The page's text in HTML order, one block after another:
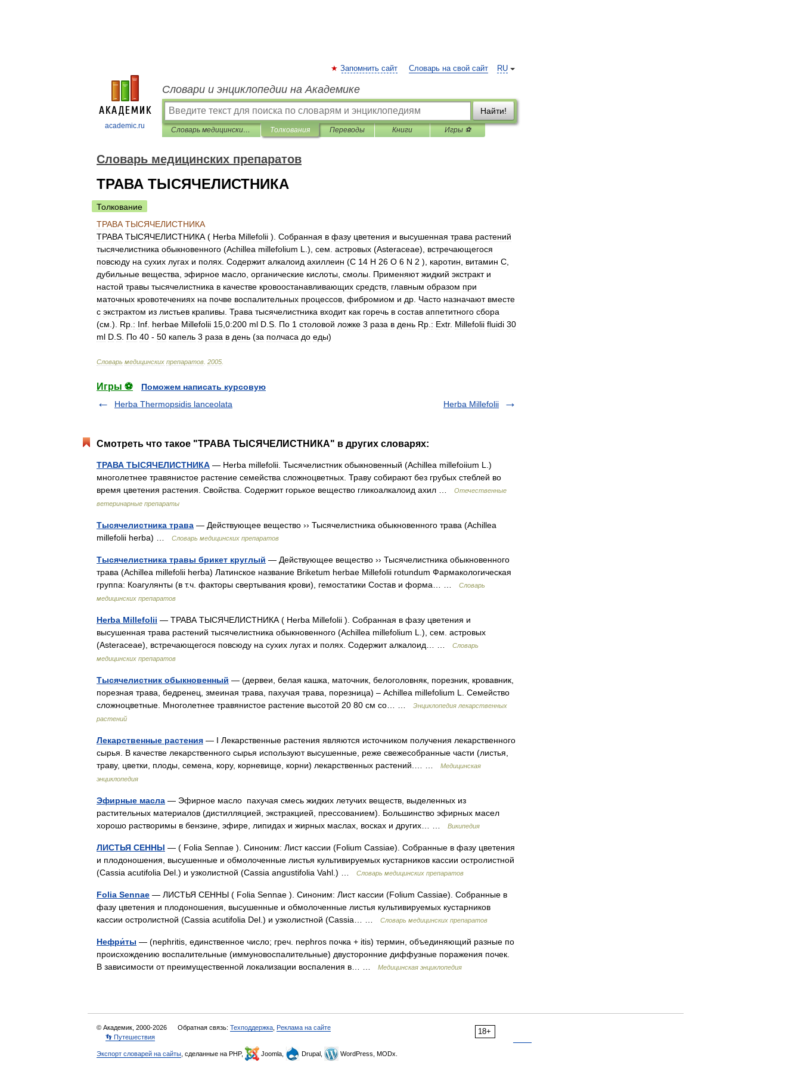
academic.ru
RU
Запомнить сайт Словарь на свой сайт
Словари и энциклопедии на Академике
Найти!
Словарь медицинских препаратов Толкования Переводы Книги Игры ⚽
Словарь медицинских препаратов
ТРАВА ТЫСЯЧЕЛИСТНИКА
Толкование
ТРАВА ТЫСЯЧЕЛИСТНИКА
ТРАВА ТЫСЯЧЕЛИСТНИКА ( Неrba Millefolii ). Собранная в фазу цветения и высушенная трава растений
тысячелистника обыкновенного (Achillea millefolium L .), сем астровых (Аsteraceae), встречающегося
повсюду на сухих лугах и полях Содержит алкалоид ахиллеин (С 14 H 26 O 6 N 2 ), каротин витамин С
дубильные вещества эфирное масло органические кислоты смолы Применяют жидкий экстракт и
настой травы тысячелистника в качестве кровоостанавливающих средств главным образом при
маточных кровотечениях на почве воспалительных процессов фибромиом и др Часто назначают вместе
c экстрактом из листьев крапивы Трава тысячелистника входит как горечь в состав аппетитного сбора
(см .). Rр : Inf herbae Millefolii 15 0:200 ml D S По 1 столовой ложке 3 раза в день Rp : Ехtr. Millefolii fluidi 30
ml D S По 40 - 50 капель 3 раза в день (за полчаса до еды)
Словарь медицинских препаратов 2005
Игры ⚽
Поможем написать курсовую
Herba Thermopsidis lanceolata
Herba Millefolii
Смотреть что такое "ТРАВА ТЫСЯЧЕЛИСТНИКА" в других словарях:
ТРАВА ТЫСЯЧЕЛИСТНИКА — Herba millefolii. Тысячелистник обыкновенный (Achillea millefoiium L.)
многолетнее травянистое растение семейства сложноцветных. Траву собирают без грубых стеблей во
время цветения растения. Свойства. Содержит горькое вещество гликоалкалоид ахил …
Отечественные
ветеринарные препараты
Тысячелистника трава — Действующее вещество ›› Тысячелистника обыкновенного трава (Achillea
millefolii herba) …
Словарь медицинских препаратов
Тысячелистника травы брикет круглый — Действующее вещество ›› Тысячелистника обыкновенного
трава (Achillea millefolii herba) Латинское название Briketum herbae Millefolii rotundum Фармакологическая
группа: Коагулянты (в т.ч. факторы свертывания крови), гемостатики Состав и форма… …
Словарь
медицинских препаратов
Herba Millefolii — ТРАВА ТЫСЯЧЕЛИСТНИКА ( Неrba Millefolii ). Собранная в фазу цветения и
высушенная трава растений тысячелистника обыкновенного (Achillea millefolium L.), сем. астровых
(Аsteraceae), встречающегося повсюду на сухих лугах и полях. Содержит алкалоид… …
Словарь
медицинских препаратов
Тысячелистник обыкновенный — (дервеи, белая кашка, маточник, белоголовняк, порезник, кровавник,
порезная трава, бедренец, змеиная трава, пахучая трава, порезница) – Achillea millefolium L. Семейство
сложноцветные. Многолетнее травянистое растение высотой 20 80 см со… …
Энциклопедия лекарственных
растений
Лекарственные растения — I Лекарственные растения являются источником получения лекарственного
сырья. В качестве лекарственного сырья используют высушенные, реже свежесобранные части (листья,
траву, цветки, плоды, семена, кору, корневище, корни) лекарственных растений.… …
Медицинская
энциклопедия
Эфирные масла — Эфирное масло пахучая смесь жидких летучих веществ, выделенных из
растительных материалов (дистилляцией, экстракцией, прессованием). Большинство эфирных масел
хорошо растворимы в бензине, эфире, липидах и жирных маслах, восках и других… …
Википедия
ЛИСТЬЯ СЕННЫ — ( Folia Sennае ). Синоним: Лист кассии (Folium Саssiае). Собранные в фазу цветения
и плодоношения, высушенные и обмолоченные листья культивируемых кустарников кассии остролистной
(Сassia acutifоlia Del.) и узколистной (Саssiа аngustifolia Vahl.) …
Словарь медицинских препаратов
Folia Sennae — ЛИСТЬЯ СЕННЫ ( Folia Sennае ). Синоним: Лист кассии (Folium Саssiае). Собранные в
фазу цветения и плодоношения, высушенные и обмолоченные листья культивируемых кустарников
кассии остролистной (Сassia acutifоlia Del.) и узколистной (Саssiа… …
Словарь медицинских препаратов
Нефри́ты — (nephritis, единственное число; греч. nephros почка + itis) термин, объединяющий разные по
происхождению воспалительные (иммуновоспалительные) двусторонние диффузные поражения почек.
В зависимости от преимущественной локализации воспаления в… …
Медицинская энциклопедия
18+
© Академик, 2000-2026 Обратная связь: Техподдержка Реклама на сайте
👣 Путешествия
Экспорт словарей на сайты , сделанные на PHP, Joomla, Drupal, WordPress, MODx.